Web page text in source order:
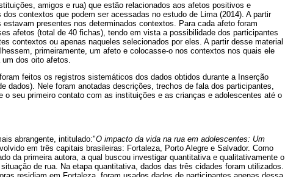
amigos e rua) que estão relacionados aos afetos positivos e
contextos que podem ser acessadas no estudo de Lima (2014). A partir
presentes nos determinados contextos. Para cada afeto foram
afetos (total de 40 fichas), tendo em vista a possibilidade dos participantes
contextos ou apenas naqueles selecionados por eles. A partir desse material
primeiramente, um afeto e colocasse-o nos contextos nos quais ele
dos oito afetos.
feitos os registros sistemáticos dos dados obtidos durante a Inserção
dados). Nele foram anotadas descrições, trechos de fala dos participantes,
o seu primeiro contato com as instituições e as crianças e adolescentes até o
abrangente, intitulado:"O impacto da vida na rua em adolescentes: Um
em três capitais brasileiras: Fortaleza, Porto Alegre e Salvador. Como
da primeira autora, a qual buscou investigar quantitativa e qualitativamente o
de rua. Na etapa quantitativa, dados das três cidades foram utilizados.